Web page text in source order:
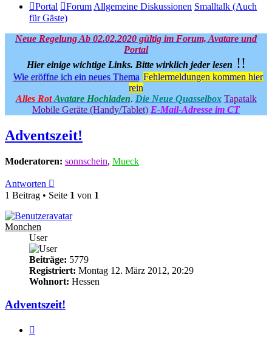
Portal Forum Allgemeine Diskussionen Smalltalk (Auch
für Gäste)
Neue Regelung Ab 02.02.2020 gültig im Forum, Avatare und
Portal
Hier einige wichtige Links. Bitte wirklich jeder lesen !!
Wie eröffne ich ein neues Thema Fehlermeldungen kommen hier
rein
Alles Rot Avatare Hochladen. Die Neue Quasselbox Tapatalk
Mobile Geräte (Handy/Tablet) E-Mail-Adresse im CT
Adventszeit!
Moderatoren: sonnschein, Mueck
Antworten
1 Beitrag • Seite 1 von 1
Monchen
User
Beiträge: 5779
Registriert: Montag 12. März 2012, 20:29
Wohnort: Hessen
Adventszeit!